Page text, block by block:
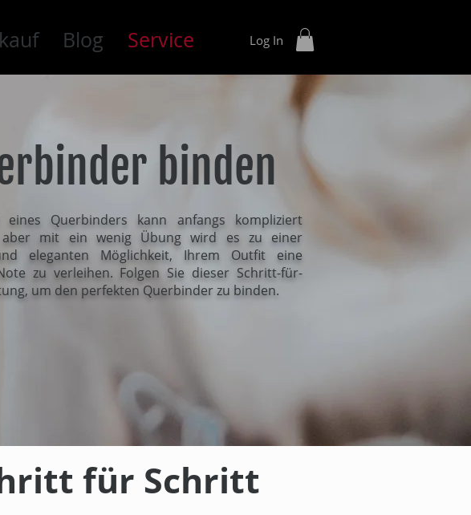
Blog Service Log In
binden
eines Querbinders kann anfangs kompliziert
aber mit ein wenig Übung wird es zu einer
eleganten Möglichkeit, Ihrem Outfit eine
zu verleihen. Folgen Sie dieser Schritt-für-
um den perfekten Querbinder zu binden.
für Schritt